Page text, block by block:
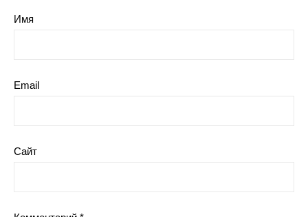
Имя
Email
Сайт